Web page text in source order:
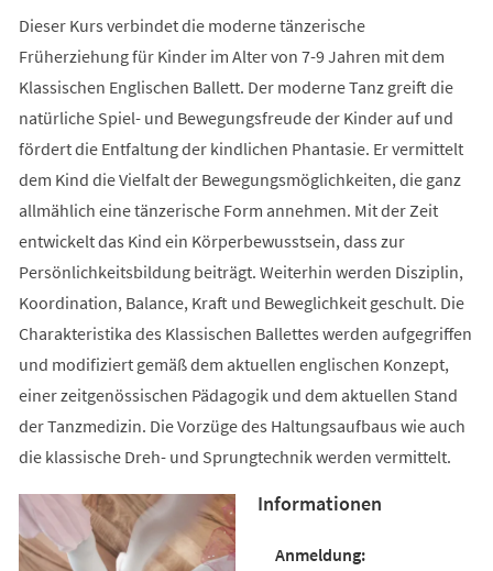
Dieser Kurs verbindet die moderne tänzerische
Früherziehung für Kinder im Alter von 7-9 Jahren mit dem
Klassischen Englischen Ballett. Der moderne Tanz greift die
natürliche Spiel- und Bewegungsfreude der Kinder auf und
fördert die Entfaltung der kindlichen Phantasie. Er vermittelt
dem Kind die Vielfalt der Bewegungsmöglichkeiten, die ganz
allmählich eine tänzerische Form annehmen. Mit der Zeit
entwickelt das Kind ein Körperbewusstsein, dass zur
Persönlichkeitsbildung beiträgt. Weiterhin werden Disziplin,
Koordination, Balance, Kraft und Beweglichkeit geschult. Die
Charakteristika des Klassischen Ballettes werden aufgegriffen
und modifiziert gemäß dem aktuellen englischen Konzept,
einer zeitgenössischen Pädagogik und dem aktuellen Stand
der Tanzmedizin. Die Vorzüge des Haltungsaufbaus wie auch
die klassische Dreh- und Sprungtechnik werden vermittelt.
Informationen